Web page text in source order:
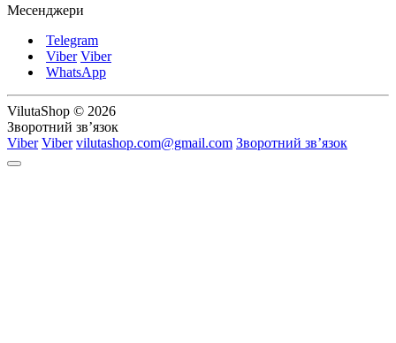
Месенджери
Telegram
Viber Viber
WhatsApp
VilutaShop © 2026
Зворотний зв’язок
Viber Viber vilutashop.com@gmail.com Зворотний зв’язок